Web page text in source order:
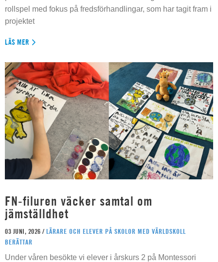
rollspel med fokus på fredsförhandlingar, som har tagit fram i
projektet
LÄS MER
FN-filuren väcker samtal om
jämställdhet
03 JUNI, 2026 / LÄRARE OCH ELEVER PÅ SKOLOR MED VÄRLDSKOLL
BERÄTTAR
Under våren besökte vi elever i årskurs 2 på Montessori